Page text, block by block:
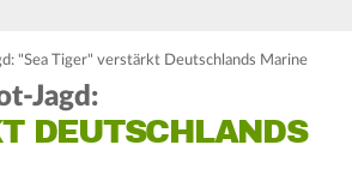
"Sea Tiger" verstärkt Deutschlands Marine
Jagd:
DEUTSCHLANDS